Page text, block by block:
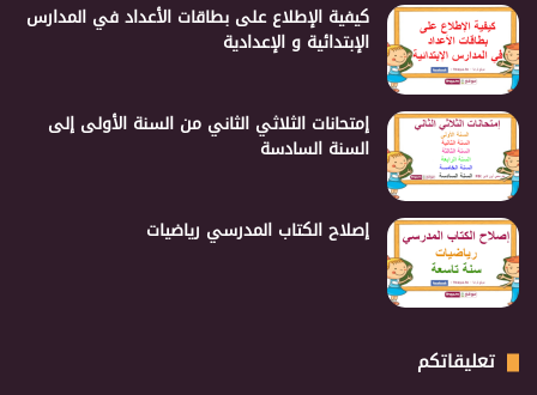
كيفية الإطلاع على بطاقات الأعداد في المدارس
الإبتدائية و الإعدادية
إمتحانات الثلاثي الثاني من السنة الأولى إلى
السنة السادسة
إصلاح الكتاب المدرسي رياضيات
تعليقاتكم